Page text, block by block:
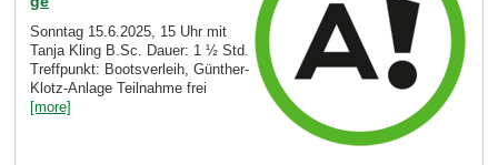
Sonntag 15.6.2025, 15 Uhr mit
Tanja Kling B.Sc. Dauer: 1 ½ Std.
Treffpunkt: Bootsverleih, Günther-
Klotz-Anlage Teilnahme frei
[more]